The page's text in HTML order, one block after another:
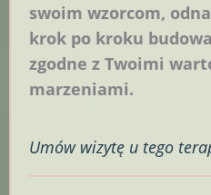
swoim wzorcom,
krok po kroku
zgodne z Twoimi
marzeniami.
Umówwizytę u tego